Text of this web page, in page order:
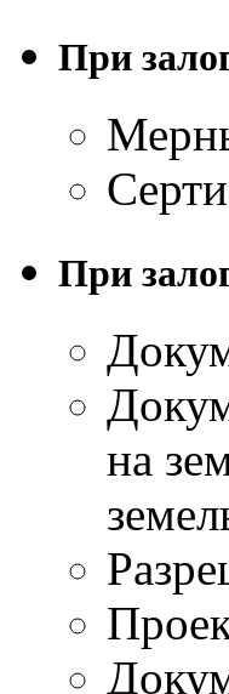
При
При
на